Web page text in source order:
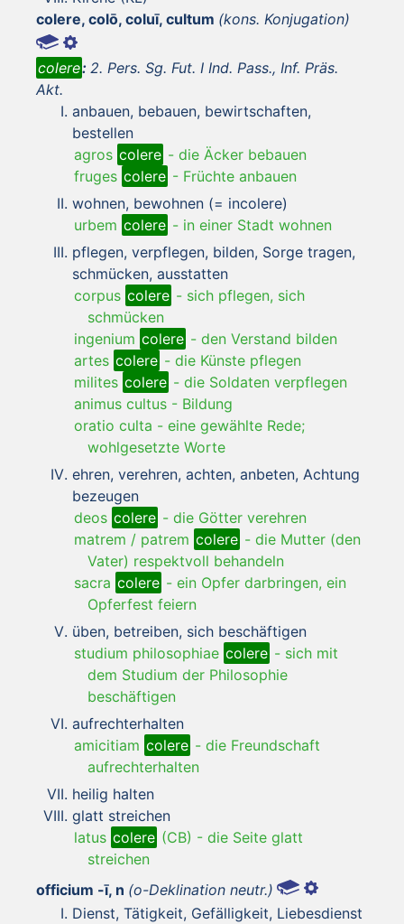
colere, colō, coluī, cultum (kons. Konjugation)
colere: 2. Pers. Sg. Fut. I Ind. Pass., Inf. Präs.
Akt.
anbauen, bebauen, bewirtschaften,
bestellen
agros colere - die Äcker bebauen
fruges colere - Früchte anbauen
wohnen, bewohnen (= incolere)
urbem colere - in einer Stadt wohnen
pflegen, verpflegen, bilden, Sorge tragen,
schmücken, ausstatten
corpus colere - sich pflegen, sich
schmücken
ingenium colere - den Verstand bilden
artes colere - die Künste pflegen
milites colere - die Soldaten verpflegen
animus cultus - Bildung
oratio culta - eine gewählte Rede;
wohlgesetzte Worte
ehren, verehren, achten, anbeten, Achtung
bezeugen
deos colere - die Götter verehren
matrem / patrem colere - die Mutter (den
Vater) respektvoll behandeln
sacra colere - ein Opfer darbringen, ein
Opferfest feiern
üben, betreiben, sich beschäftigen
studium philosophiae colere - sich mit
dem Studium der Philosophie
beschäftigen
aufrechterhalten
amicitiam colere - die Freundschaft
aufrechterhalten
heilig halten
glatt streichen
latus colere (CB) - die Seite glatt
streichen
officium -ī, n (o-Deklination neutr.)
Dienst, Tätigkeit, Gefälligkeit, Liebesdienst